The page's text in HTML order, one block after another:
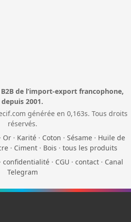
B2B de l’import-export francophone,
depuis 2001.
générée en 0,163s. Tous droits
réservés.
· Or · Karité · Coton · Sésame · Huile de
· Ciment· Bois · tous les produits
· confidentialité · CGU · contact · Canal
Telegram